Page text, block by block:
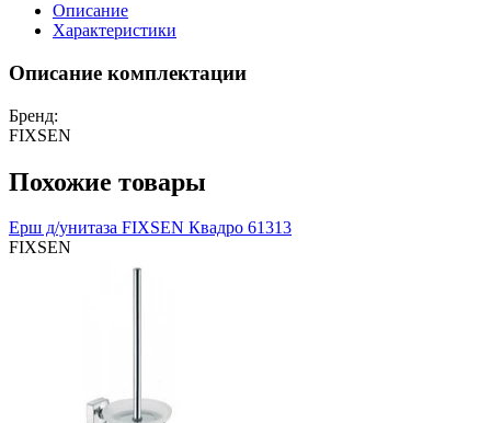
Описание
Характеристики
Описание комплектации
Бренд:
FIXSEN
Похожие товары
Ерш д/унитаза FIXSEN Квадро 61313
FIXSEN